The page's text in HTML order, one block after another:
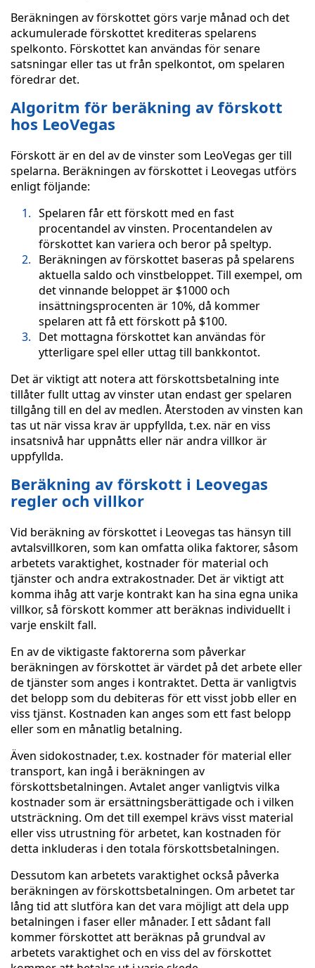
Beräkningen av förskottet görs varje månad och det
ackumulerade förskottet krediteras spelarens
spelkonto. Förskottet kan användas för senare
satsningar eller tas ut från spelkontot, om spelaren
föredrar det.
Algoritm för beräkning av förskott
hos LeoVegas
Förskott är en del av de vinster som LeoVegas ger till
spelarna. Beräkningen av förskottet i Leovegas utförs
enligt följande:
Spelaren får ett förskott med en fast
procentandel av vinsten. Procentandelen av
förskottet kan variera och beror på speltyp.
Beräkningen av förskottet baseras på spelarens
aktuella saldo och vinstbeloppet. Till exempel, om
det vinnande beloppet är $1000 och
insättningsprocenten är 10%, då kommer
spelaren att få ett förskott på $100.
Det mottagna förskottet kan användas för
ytterligare spel eller uttag till bankkontot.
Det är viktigt att notera att förskottsbetalning inte
tillåter fullt uttag av vinster utan endast ger spelaren
tillgång till en del av medlen. Återstoden av vinsten kan
tas ut när vissa krav är uppfyllda, t.ex. när en viss
insatsnivå har uppnåtts eller när andra villkor är
uppfyllda.
Beräkning av förskott i Leovegas
regler och villkor
Vid beräkning av förskottet i Leovegas tas hänsyn till
avtalsvillkoren, som kan omfatta olika faktorer, såsom
arbetets varaktighet, kostnader för material och
tjänster och andra extrakostnader. Det är viktigt att
komma ihåg att varje kontrakt kan ha sina egna unika
villkor, så förskott kommer att beräknas individuellt i
varje enskilt fall.
En av de viktigaste faktorerna som påverkar
beräkningen av förskottet är värdet på det arbete eller
de tjänster som anges i kontraktet. Detta är vanligtvis
det belopp som du debiteras för ett visst jobb eller en
viss tjänst. Kostnaden kan anges som ett fast belopp
eller som en månatlig betalning.
Även sidokostnader, t.ex. kostnader för material eller
transport, kan ingå i beräkningen av
förskottsbetalningen. Avtalet anger vanligtvis vilka
kostnader som är ersättningsberättigade och i vilken
utsträckning. Om det till exempel krävs visst material
eller viss utrustning för arbetet, kan kostnaden för
detta inkluderas i den totala förskottsbetalningen.
Dessutom kan arbetets varaktighet också påverka
beräkningen av förskottsbetalningen. Om arbetet tar
lång tid att slutföra kan det vara möjligt att dela upp
betalningen i faser eller månader. I ett sådant fall
kommer förskottet att beräknas på grundval av
arbetets varaktighet och en viss del av förskottet